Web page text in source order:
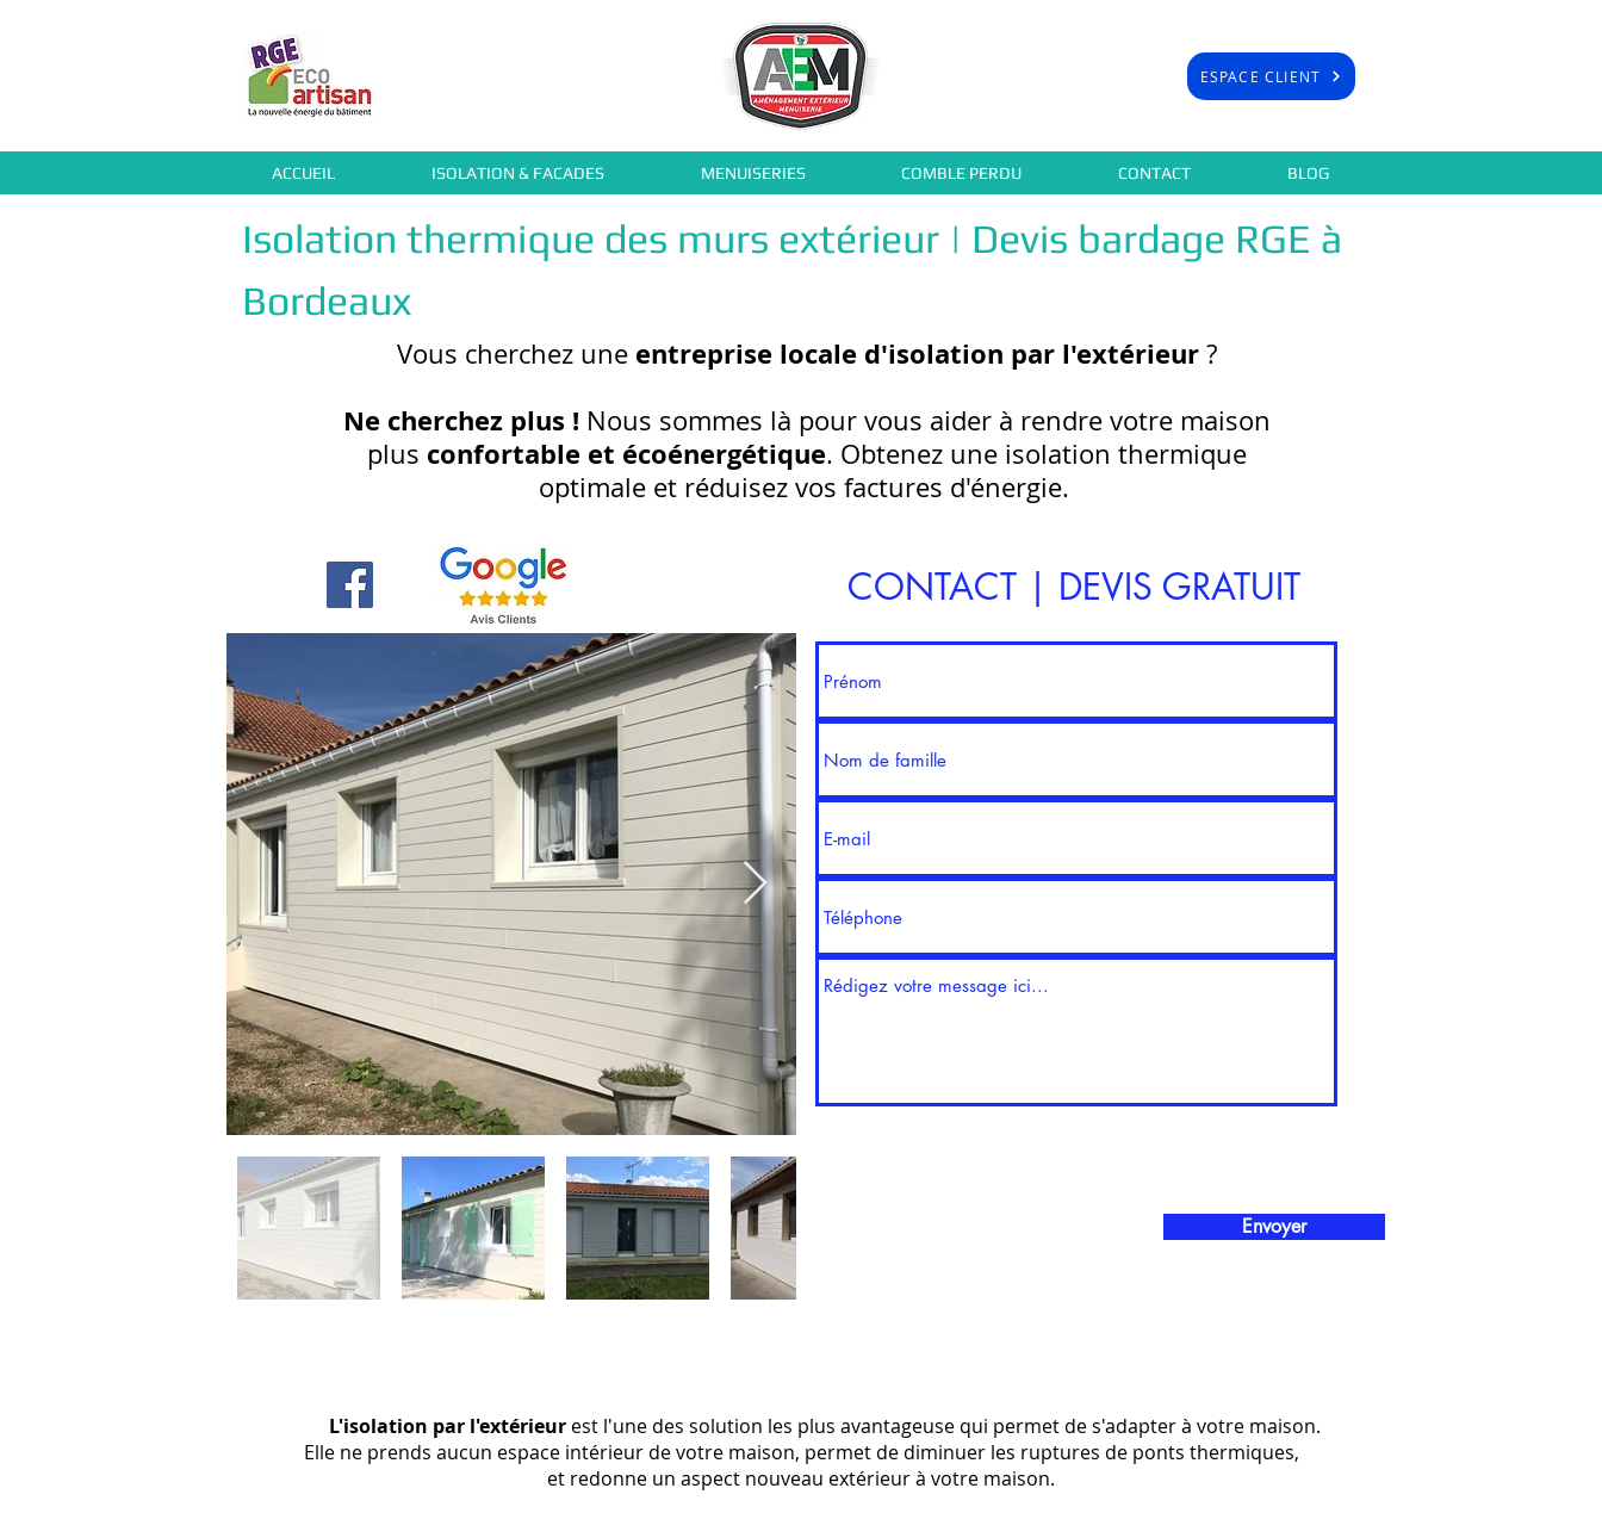
ESPACE CLIENT
ACCUEIL ISOLATION & FACADES MENUISERIES COMBLE PERDU CONTACT BLOG
Isolation thermique des murs extérieur | Devis bardage RGE à
Bordeaux
Vous cherchez une entreprise locale d'isolation par l'extérieur ?
Ne cherchez plus ! Nous sommes là pour vous aider à rendre votre maison
plus confortable et écoénergétique. Obtenez une isolation thermique
optimale et réduisez vos factures d'énergie.
CONTACT | DEVIS GRATUIT
Envoyer
L'isolation par l'extérieur est l'une des solution les plus avantageuse qui permet de s'adapter à votre maison.
Elle ne prends aucun espace intérieur de votre maison, permet de diminuer les ruptures de ponts thermiques,
et redonne un aspect nouveau extérieur à votre maison.